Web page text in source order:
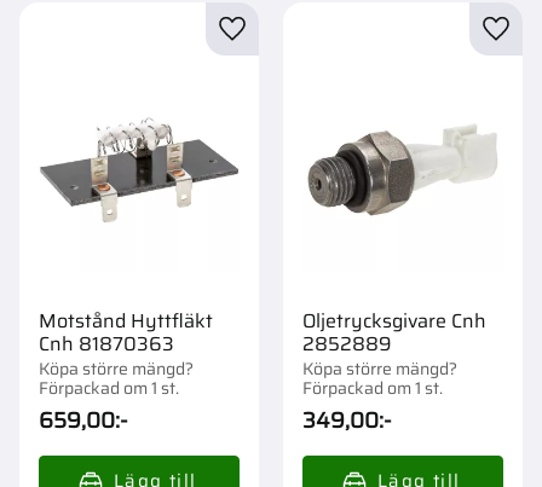
Motstånd Hyttfläkt
Cnh 81870363
Köpa större mängd?
Förpackad om 1 st.
659,00:-
Lägg till i favoriter
Oljetrycksgivare Cnh
2852889
Köpa större mängd?
Förpackad om 1 st.
349,00:-